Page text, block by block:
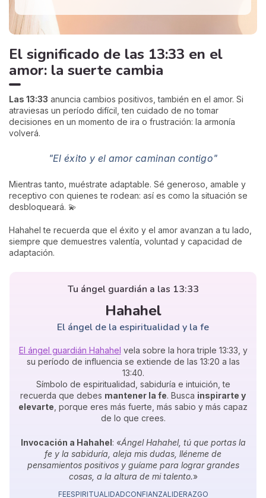
El significado de las 13:33 en el
amor: la suerte cambia
Las 13:33 anuncia cambios positivos, también en el amor. Si
atraviesas un período difícil, ten cuidado de no tomar
decisiones en un momento de ira o frustración: la armonía
volverá.
"El éxito y el amor caminan contigo"
Mientras tanto, muéstrate adaptable. Sé generoso, amable y
receptivo con quienes te rodean: así es como la situación se
desbloqueará. 💫
Hahahel te recuerda que el éxito y el amor avanzan a tu lado,
siempre que demuestres valentía, voluntad y capacidad de
adaptación.
Tu ángel guardián a las 13:33
Hahahel
El ángel de la espiritualidad y la fe
El ángel guardián Hahahel vela sobre la hora triple 13:33, y
su período de influencia se extiende de las 13:20 a las
13:40.
Símbolo de espiritualidad, sabiduría e intuición, te
recuerda que debes mantener la fe. Busca inspirarte y
elevarte , porque eres más fuerte, más sabio y más capaz
de lo que crees.
Invocación a Hahahel: «Ángel Hahahel, tú que portas la
fe y la sabiduría, aleja mis dudas, lléneme de
pensamientos positivos y guíame para lograr grandes
cosas, a la altura de mi talento.»
FEESPIRITUALIDADCONFIANZALIDERAZGO